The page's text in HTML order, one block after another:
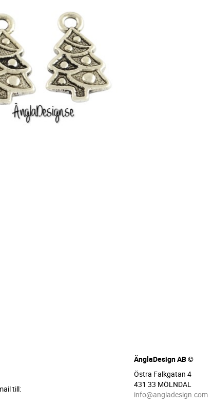
till:
ÄnglaDesign AB ©
Östra Falkgatan 4
431 33 MÖLNDAL
info@angladesign.com